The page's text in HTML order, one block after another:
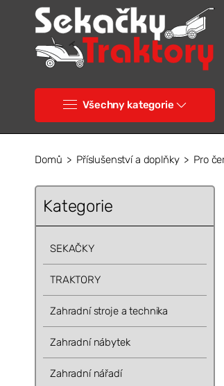
Všechny kategorie
Domů Příslušenství a doplňky Pro
Kategorie
SEKAČKY
TRAKTORY
Zahradní stroje a technika
Zahradní nábytek
Zahradní nářadí